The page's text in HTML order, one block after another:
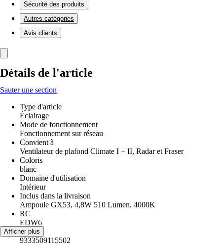
Sécurité des produits
Autres catégories
Avis clients
Détails de l'article
Sauter une section
Type d'article
Éclairage
Mode de fonctionnement
Fonctionnement sur réseau
Convient à
Ventilateur de plafond Climate I + II, Radar et Fraser
Coloris
blanc
Domaine d'utilisation
Intérieur
Inclus dans la livraison
Ampoule GX53, 4,8W 510 Lumen, 4000K
RC
EDW6
EAN
9333509115502
Afficher plus